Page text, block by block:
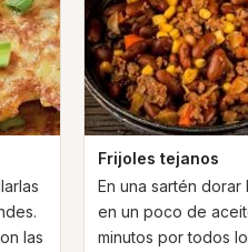
las
Frijoles tejanos
En una sartén dorar
en un poco de
minutos por todos